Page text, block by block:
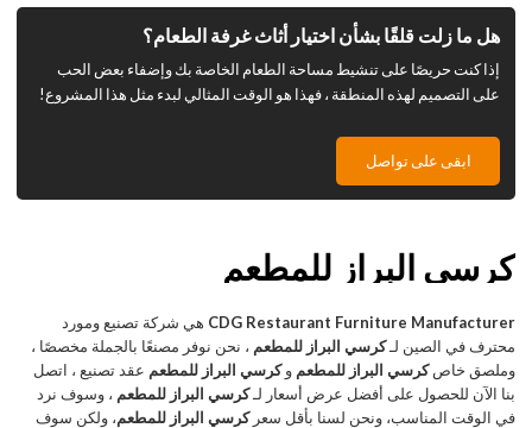
هل ما زلت قلقًا بشأن اختيار أثاث غرفة الطعام؟
إذا كنت حريصًا على تنشيط مساحة الطعام الخاصة بك وإضفاء بعض الحب
على التصميم لهذه المنطقة ، فهذا هو الوقت المثالي لبدء مثل هذا المشروع!
ابقى على تواصل
كرسي البراز للمطعم
CDG Restaurant Furniture Manufacturer هي شركة تصنيع ومورد
محترف في الصين لـكرسي البراز للمطعم ، نحن نوفر مصنعًا بالجملة مخصصًا ،
وملصق خاصكرسي البراز للمطعم وكرسي البراز للمطعم عقد تصنيع ، اتصل
بنا الآن للحصول على أفضل عرض أسعار لـكرسي البراز للمطعم ، وسوف نرد
في الوقت المناسب، ونحن لسنا بأقل سعركرسي البراز للمطعم، ولكن سوف